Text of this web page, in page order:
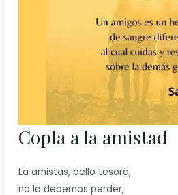
Copla a la amistad
La amistas, bello tesoro,
no la debemos perder,